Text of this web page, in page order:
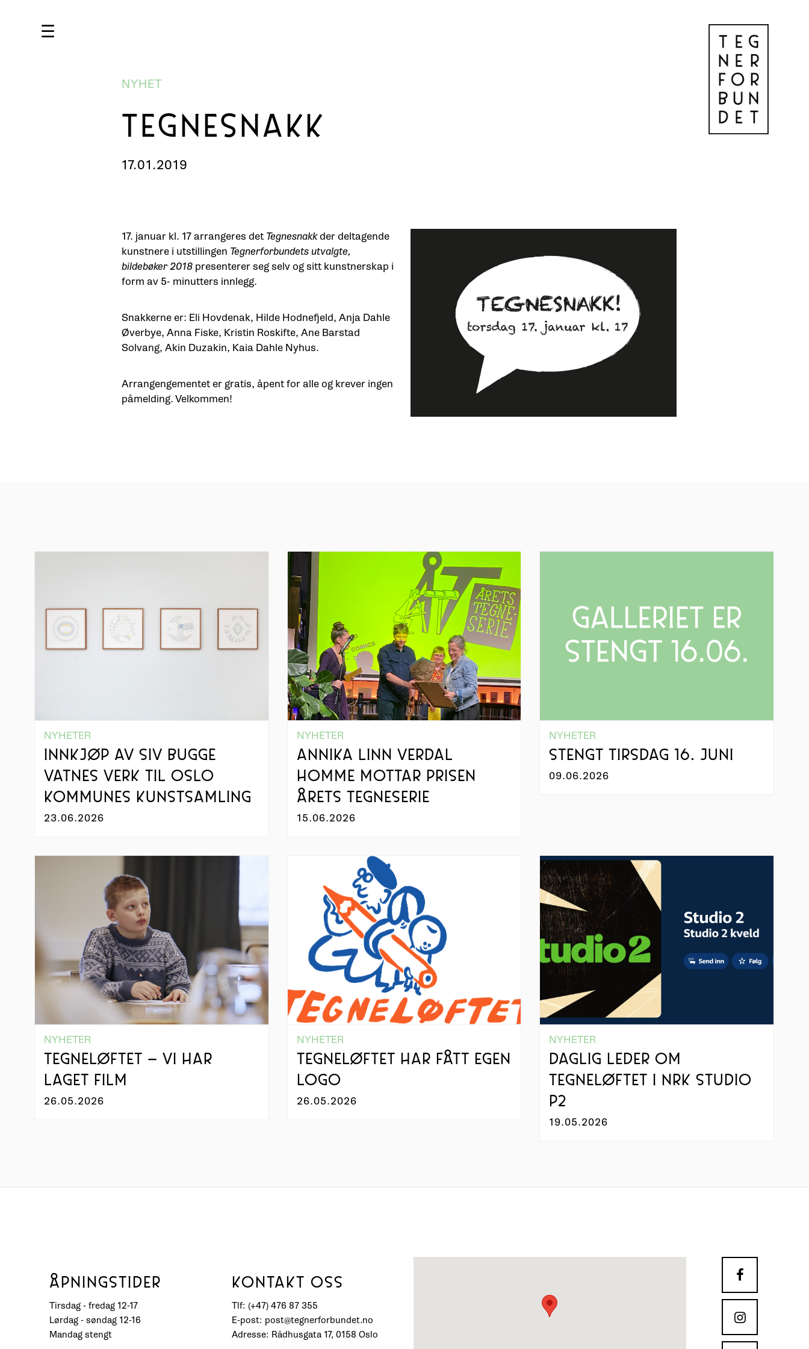
☰
NYHET
TEGNESNAKK
17.01.2019
17. januar kl. 17 arrangeres det Tegnesnakkder deltagende
kunstnere i utstillingen Tegnerforbundets utvalgte,
bildebøker 2018 presenterer seg selv og sitt kunstnerskap i
form av 5- minutters innlegg.
Snakkerne er: Eli Hovdenak, Hilde Hodnefjeld, Anja Dahle
Øverbye, Anna Fiske, Kristin Roskifte, Ane Barstad
Solvang, Akin Duzakin, Kaia Dahle Nyhus.
Arrangengementet er gratis, åpent for alle og krever ingen
påmelding. Velkommen!
NYHETER
INNKJØP AV SIV BUGGE
VATNES VERK TIL OSLO
KOMMUNES KUNSTSAMLING
23.06.2026
NYHETER
ANNIKA LINN VERDAL
HOMME MOTTAR PRISEN
ÅRETS TEGNESERIE
15.06.2026
NYHETER
STENGT TIRSDAG 16. JUNI
09.06.2026
NYHETER
TEGNELØFTET – VI HAR
LAGET FILM
26.05.2026
NYHETER
TEGNELØFTET HAR FÅTT EGEN
LOGO
26.05.2026
NYHETER
DAGLIG LEDER OM
TEGNELØFTET I NRK STUDIO
P2
19.05.2026
ÅPNINGSTIDER
Tirsdag - fredag 12-17
Lørdag - søndag 12-16
Mandag stengt
KONTAKT OSS
Tlf: (+47) 476 87 355
E-post: post@tegnerforbundet.no
Adresse: Rådhusgata 17, 0158 Oslo

